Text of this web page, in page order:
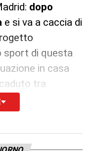
dopo
e si va a caccia di
sport di questa
in casa
tra
doppia
fanno tra
dell’ex